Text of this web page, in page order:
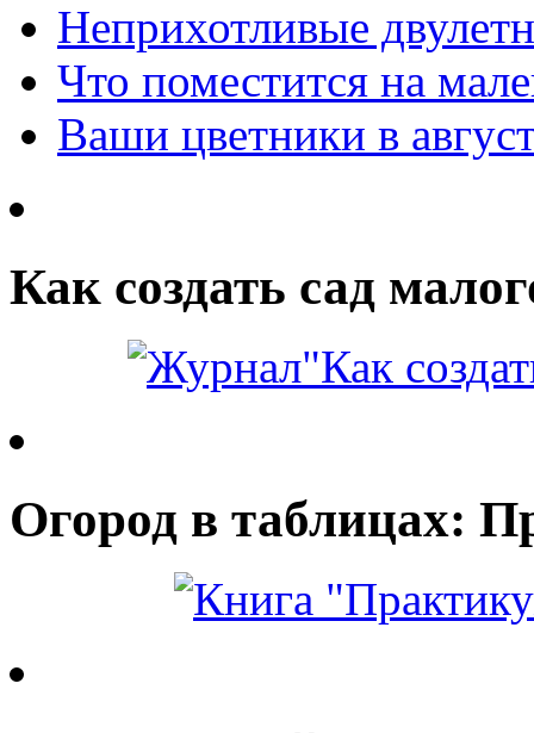
Неприхотливые
Что поместится на
Ваши цветники в
Как создать сад
Огород в таблицах: